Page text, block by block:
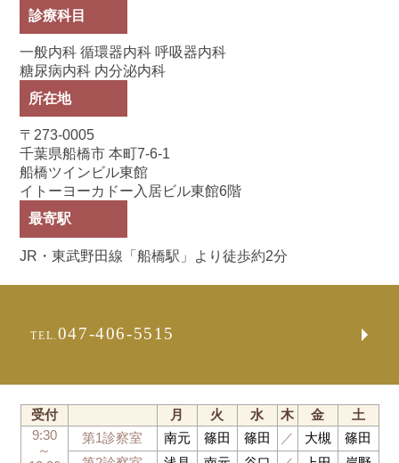
診療科目
一般内科 循環器内科 呼吸器内科
糖尿病内科 内分泌内科
所在地
〒273-0005
千葉県船橋市 本町7-6-1
船橋ツインビル東館
イトーヨーカドー入居ビル東館6階
最寄駅
JR・東武野田線「船橋駅」より徒歩約2分
TEL. 047-406-5515
受付 月 火 水 木 金
土
9:30
～
第1診察室 南元 篠田 篠田 ／ 大槻
篠田